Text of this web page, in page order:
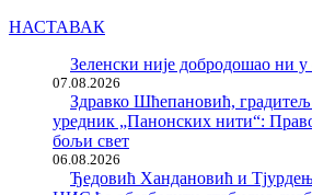
НАСТАВАК
Зеленски није добродошао ни у
07.08.2026
Здравко Шћепановић, градитељ
уредник „Панонских нити“:
бољи свет
06.08.2026
Ђедовић Хандановић и